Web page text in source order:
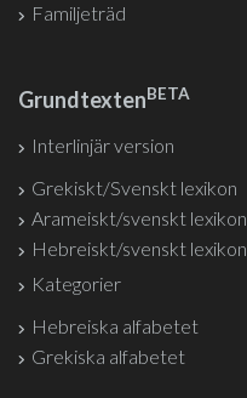
Familjeträd
GrundtextenBETA
Interlinjär version
Grekiskt/Svenskt lexikon
Arameiskt/svenskt lexikon
Hebreiskt/svenskt lexikon
Kategorier
Hebreiska alfabetet
Grekiska alfabetet